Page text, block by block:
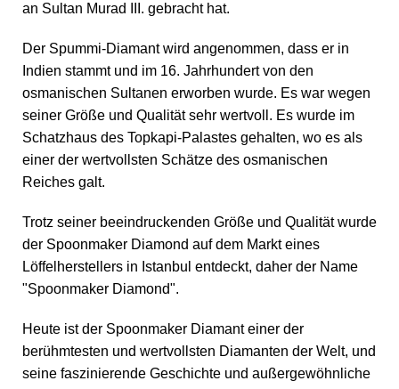
an Sultan Murad III. gebracht hat.
Der Spummi-Diamant wird angenommen, dass er in
Indien stammt und im 16. Jahrhundert von den
osmanischen Sultanen erworben wurde. Es war wegen
seiner Größe und Qualität sehr wertvoll. Es wurde im
Schatzhaus des Topkapi-Palastes gehalten, wo es als
einer der wertvollsten Schätze des osmanischen
Reiches galt.
Trotz seiner beeindruckenden Größe und Qualität wurde
der Spoonmaker Diamond auf dem Markt eines
Löffelherstellers in Istanbul entdeckt, daher der Name
"Spoonmaker Diamond".
Heute ist der Spoonmaker Diamant einer der
berühmtesten und wertvollsten Diamanten der Welt, und
seine faszinierende Geschichte und außergewöhnliche